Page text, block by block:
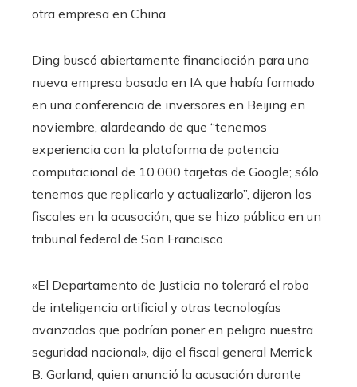
otra empresa en China.
Ding buscó abiertamente financiación para una
nueva empresa basada en IA que había formado
en una conferencia de inversores en Beijing en
noviembre, alardeando de que “tenemos
experiencia con la plataforma de potencia
computacional de 10.000 tarjetas de Google; sólo
tenemos que replicarlo y actualizarlo”, dijeron los
fiscales en la acusación, que se hizo pública en un
tribunal federal de San Francisco.
«El Departamento de Justicia no tolerará el robo
de inteligencia artificial y otras tecnologías
avanzadas que podrían poner en peligro nuestra
seguridad nacional», dijo el fiscal general Merrick
B. Garland, quien anunció la acusación durante